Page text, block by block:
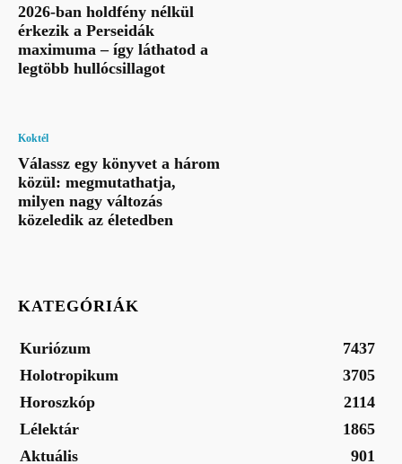
2026-ban holdfény nélkül
érkezik a Perseidák
maximuma – így láthatod a
legtöbb hullócsillagot
Koktél
Válassz egy könyvet a három
közül: megmutathatja,
milyen nagy változás
közeledik az életedben
KATEGÓRIÁK
Kuriózum
7437
Holotropikum
3705
Horoszkóp
2114
Lélektár
1865
Aktuális
901